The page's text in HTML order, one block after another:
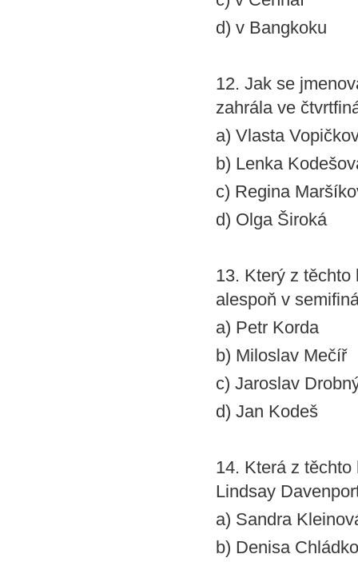
d) v Bangkoku
12. Jak se
zahrála ve
a) Vlasta
b) Lenka
c) Regina
d) Olga Široká
13. Který z
alespoň v
a) Petr Korda
b) Miloslav Mečíř
c) Jaroslav
d) Jan Kodeš
14. Která z
Lindsay
a) Sandra
b) Denisa